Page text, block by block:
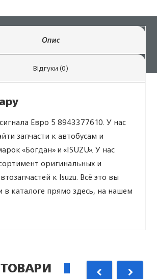
Опис
Відгуки (0)
Евро 5 8943377610. У нас
запчасти к автобусам и
«Богдан» и «ISUZU». У нас
оригинальных и
к Isuzu. Всё это вы
в каталоге прямо здесь, на нашем